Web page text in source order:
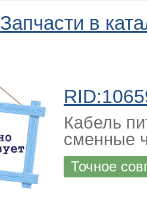
Запчасти в
Кабель
сменные
Точное